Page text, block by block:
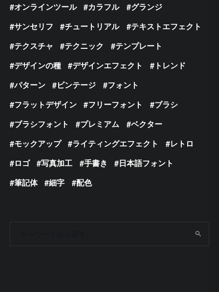
オンラインツール
カラフル
グランジ
サンセリフ
チュートリアル
テキストエフェクト
テクスチャ
テクニック
テンプレート
デザインの種
デザインエフェクト
トレンド
パターン
ビンテージ
フォント
フラットデザイン
フリーフォント
ブラシ
ブラシフォント
プレミアム
ベクター
モックアップ
ライティングエフェクト
レトロ
ロゴ
写真加工 手書き
日本語フォント
筆記体
細字 配色